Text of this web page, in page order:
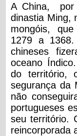
A China, por
dinastia Ming,
mongóis,
1279 a
chineses
oceano Í
do território,
segurança da
não
portugueses
seu território.
reincorporada